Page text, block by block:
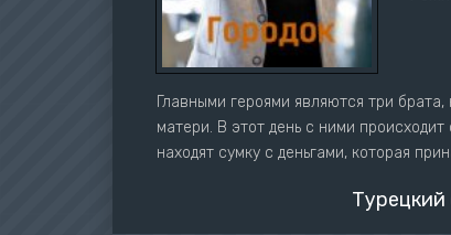
Главными героями являются три
матери. В этот день с ними
находят сумку с деньгами, которая
Турецкий